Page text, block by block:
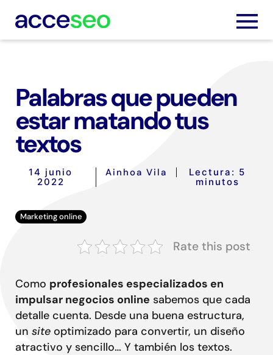
Palabras que pueden
estar matando tus
textos
14 junio
2022
Ainhoa Vila
Lectura: 5
minutos
Marketing online
Rate this post
Como profesionales especializados en
impulsar negocios online sabemos que cada
detalle cuenta. Desde una buena estructura,
un site optimizado para convertir, un diseño
atractivo y sencillo… Y también los textos.